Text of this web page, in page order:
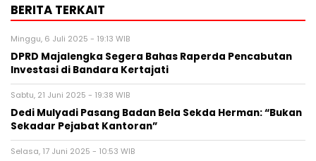
BERITA TERKAIT
Minggu, 6 Juli 2025 - 19:13 WIB
DPRD Majalengka Segera Bahas Raperda Pencabutan
Investasi di Bandara Kertajati
Sabtu, 21 Juni 2025 - 19:38 WIB
Dedi Mulyadi Pasang Badan Bela Sekda Herman: “Bukan
Sekadar Pejabat Kantoran”
Selasa, 17 Juni 2025 - 10:53 WIB